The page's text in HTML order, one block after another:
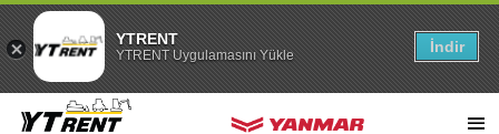
YTRENT
YTRENT Uygulamasını Yükle İndir